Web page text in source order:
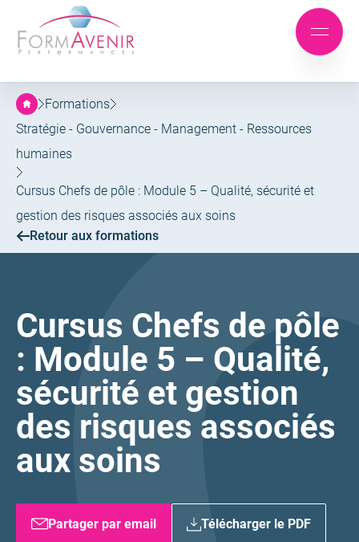
Aller
au
menu
Aller
au
contenu
Formavenir
Performances
Mobile
menu
Formations
Stratégie - Gouvernance - Management - Ressources
humaines
Cursus Chefs de pôle : Module 5 – Qualité, sécurité et
gestion des risques associés aux soins
Retour aux formations
Cursus Chefs de pôle
: Module 5 – Qualité,
sécurité et gestion
des risques associés
aux soins
Partager par email Télécharger le PDF